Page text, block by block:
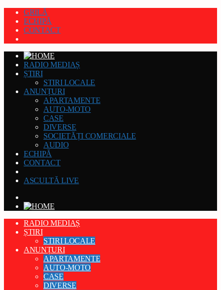
GRILĂ
ECHIPĂ
CONTACT
RADIO MEDIAȘ
ȘTIRI
STIRI LOCALE
ANUNȚURI
APARTAMENTE
AUTO-MOTO
CASE
DIVERSE
SOCIETĂȚI COMERCIALE
AUDIO
ECHIPĂ
CONTACT
ASCULTĂ LIVE
RADIO MEDIAȘ
ȘTIRI
STIRI LOCALE
ANUNȚURI
APARTAMENTE
AUTO-MOTO
CASE
DIVERSE